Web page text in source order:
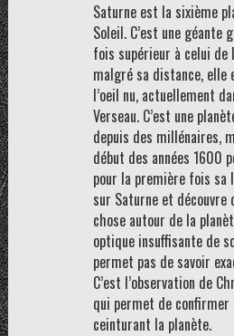
Saturne est la sixième
Soleil. C’est une géante
fois supérieur à celui de
malgré sa distance, elle
l’oeil nu, actuellement
Verseau. C’est une
depuis des millénaires,
début des années 1600
pour la première fois
sur Saturne et découvre
chose autour de la
optique insuffisante de
permet pas de savoir
C’est l’observation de
qui permet de confirmer
ceinturant la planète.